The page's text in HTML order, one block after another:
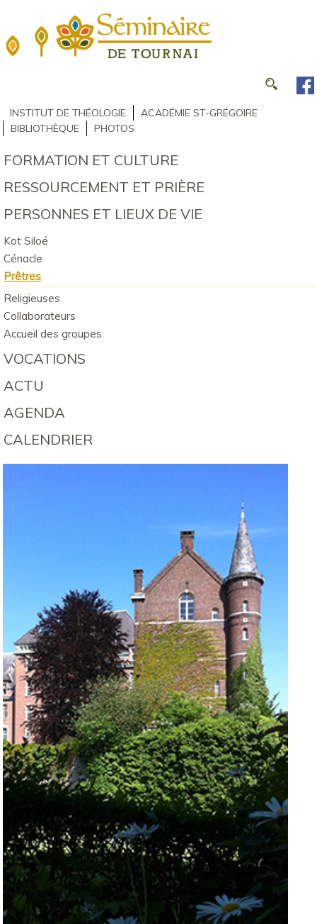
INSTITUT DE THÉOLOGIE
ACADÉMIE ST-GRÉGOIRE
BIBLIOTHÈQUE
PHOTOS
FORMATION ET CULTURE
RESSOURCEMENT ET PRIÈRE
PERSONNES ET LIEUX DE VIE
Kot Siloé
Cénacle
Prêtres
Religieuses
Collaborateurs
Accueil des groupes
VOCATIONS
ACTU
AGENDA
CALENDRIER